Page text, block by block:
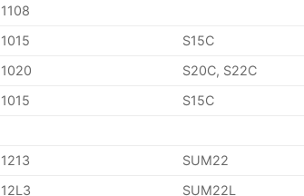
1108
1015
S15C
1020
S20C, S22C
1015
S15C
1213
SUM22
12L3
SUM22L